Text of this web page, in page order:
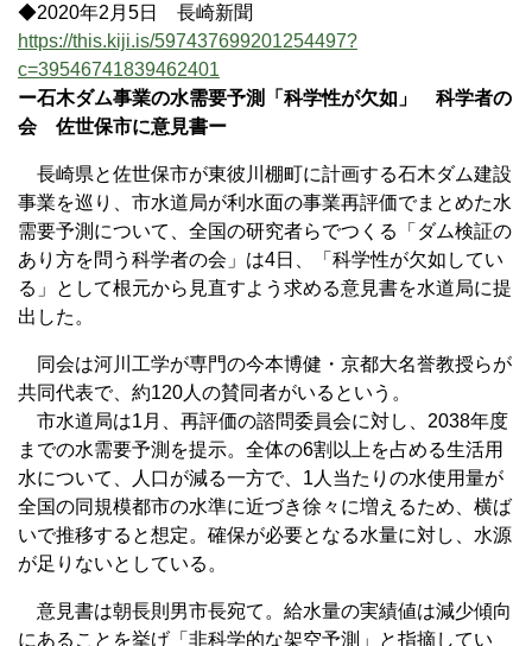
◆2020年2月5日 長崎新聞
https://this.kiji.is/597437699201254497?
c=39546741839462401
ー石木ダム事業の水需要予測「科学性が欠如」 科学者の
会 佐世保市に意見書ー
長崎県と佐世保市が東彼川棚町に計画する石木ダム建設
事業を巡り、市水道局が利水面の事業再評価でまとめた水
需要予測について、全国の研究者らでつくる「ダム検証の
あり方を問う科学者の会」は4日、「科学性が欠如してい
る」として根元から見直すよう求める意見書を水道局に提
出した。
同会は河川工学が専門の今本博健・京都大名誉教授らが
共同代表で、約120人の賛同者がいるという。
市水道局は1月、再評価の諮問委員会に対し、2038年度
までの水需要予測を提示。全体の6割以上を占める生活用
水について、人口が減る一方で、1人当たりの水使用量が
全国の同規模都市の水準に近づき徐々に増えるため、横ば
いで推移すると想定。確保が必要となる水量に対し、水源
が足りないとしている。
意見書は朝長則男市長宛て。給水量の実績値は減少傾向
にあることを挙げ「非科学的な架空予測」と指摘してい